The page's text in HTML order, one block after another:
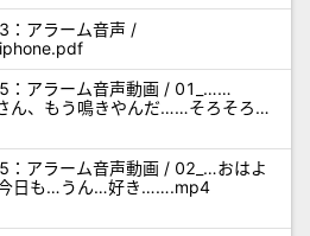
アラーム音声 /
：アラーム音声動画 / 01_……
ん、もう鳴きやんだ……そろそろ、
アラーム音声動画 / 02_…おはよ
日も…うん…好き…….mp4